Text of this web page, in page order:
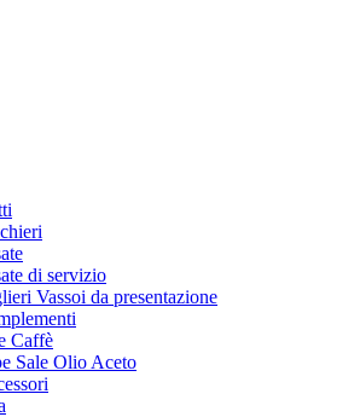
di servizio
Vassoi da presentazione
Caffè
Sale Olio Aceto